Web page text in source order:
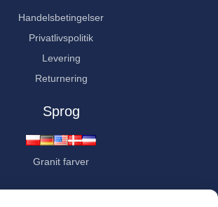
Handelsbetingelser
Privatlivspolitik
Levering
Returnering
Sprog
Granit farver